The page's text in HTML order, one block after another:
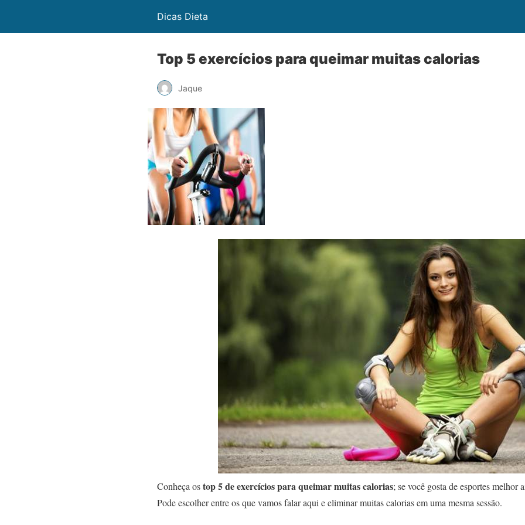
Dicas Dieta
Top 5 exercícios para queimar muitas calorias
Jaque
Conheça ostop 5 de exercícios para queimar muitas calorias; se você gosta de esportes
Pode escolher entre os que vamos falar aqui e eliminar muitas calorias em uma mesma sessão.